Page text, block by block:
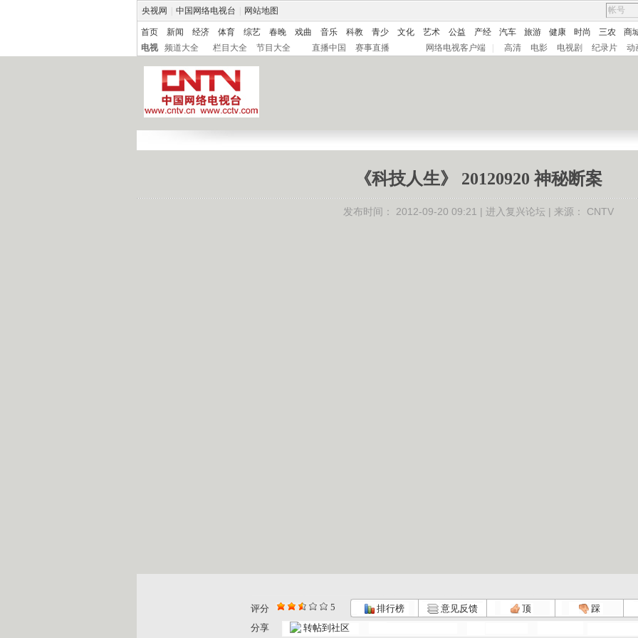
央视网 中国网络电视台 网站地图
首页 新闻 经济 体育 综艺 春晚 戏曲 音乐 科教 青少 文化 艺术 公益 产经 汽车 旅游 健康 时尚 三农
商
电视
频道大全 栏目大全 节目大全 直播中国 赛事直播 网络电视客户端 高清 电影 电视剧 纪录片 动
《科技人生》 20120920 神秘断案
发布时间： 2012-09-20 09:21 | 进入复兴论坛 | 来源： CNTV
评分 5 排行榜 意见反馈 顶
踩
分享
转帖到社区